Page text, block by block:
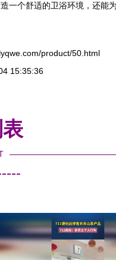
一个舒适的卫浴环境，还能
product/50.html
15:35:36